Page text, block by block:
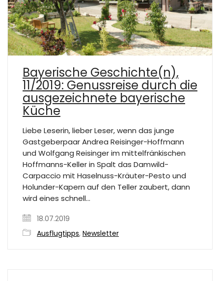
Bayerische Geschichte(n),
11/2019: Genussreise durch die
ausgezeichnete bayerische
Küche
Liebe Leserin, lieber Leser, wenn das junge
Gastgeberpaar Andrea Reisinger-Hoffmann
und Wolfgang Reisinger im mittelfränkischen
Hoffmanns-Keller in Spalt das Damwild-
Carpaccio mit Haselnuss-Kräuter-Pesto und
Holunder-Kapern auf den Teller zaubert, dann
wird eines schnell…
18.07.2019
Ausflugtipps, Newsletter